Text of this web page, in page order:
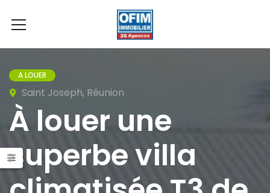
A LOUER
Saint Joseph, Réunion
À louer une
superbe villa